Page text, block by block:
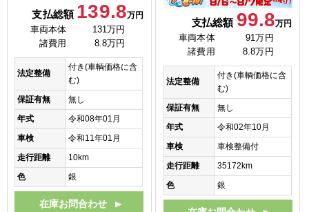
支払総額 139.8万円
車両本体
131万円
諸費用
8.8万円
法定整備
付き(車輌価格に含
む)
保証有無
無し
年式
令和08年01月
車検
令和11年01月
走行距離
10km
色
銀
在庫お問合わせ
支払総額 99.8万円
車両本体
91万円
諸費用
8.8万円
法定整備
付き(車輌価格に含
む)
保証有無
無し
年式
令和02年10月
車検
車検整備付
走行距離
35172km
色
銀